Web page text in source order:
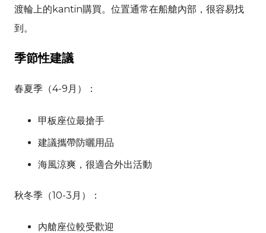
渡輪上的kantin購買。位置通常在船艙內部，很容易找
到。
季節性建議
春夏季（4-9月）：
甲板座位最搶手
建議攜帶防曬用品
海風涼爽，很適合外出活動
秋冬季（10-3月）：
內艙座位較受歡迎